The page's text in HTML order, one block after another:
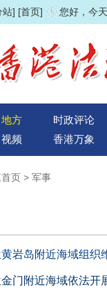
站] [首页] 您好，今
地方 时政评论
视频 香港万象
页 > 军事
岩岛附近海域组织
门附近海域依法开